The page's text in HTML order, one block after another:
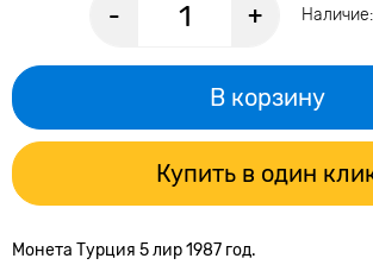
- + Наличие:
В корзину
Купить в один
Монета Турция 5 лир 1987 год.